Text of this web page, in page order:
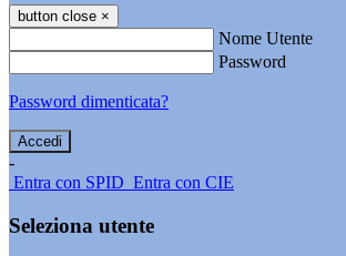
button close ×
Nome Utente
Password
Password dimenticata?
-
Entra con SPID Entra con CIE
Seleziona utente